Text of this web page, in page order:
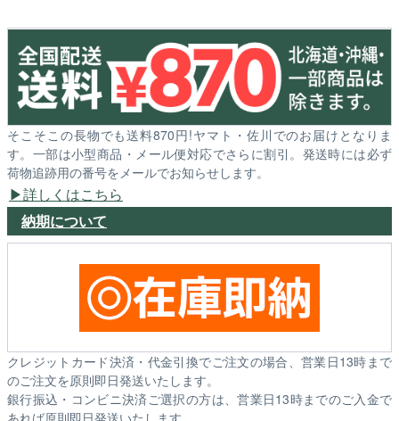
そこそこの長物でも送料870円!ヤマト・佐川でのお届けとなりま
す。一部は小型商品・メール便対応でさらに割引。発送時には必ず
荷物追跡用の番号をメールでお知らせします。
詳しくはこちら
納期について
クレジットカード決済・代金引換でご注文の場合、営業日13時まで
のご注文を原則即日発送いたします。
銀行振込・コンビニ決済ご選択の方は、営業日13時までのご入金で